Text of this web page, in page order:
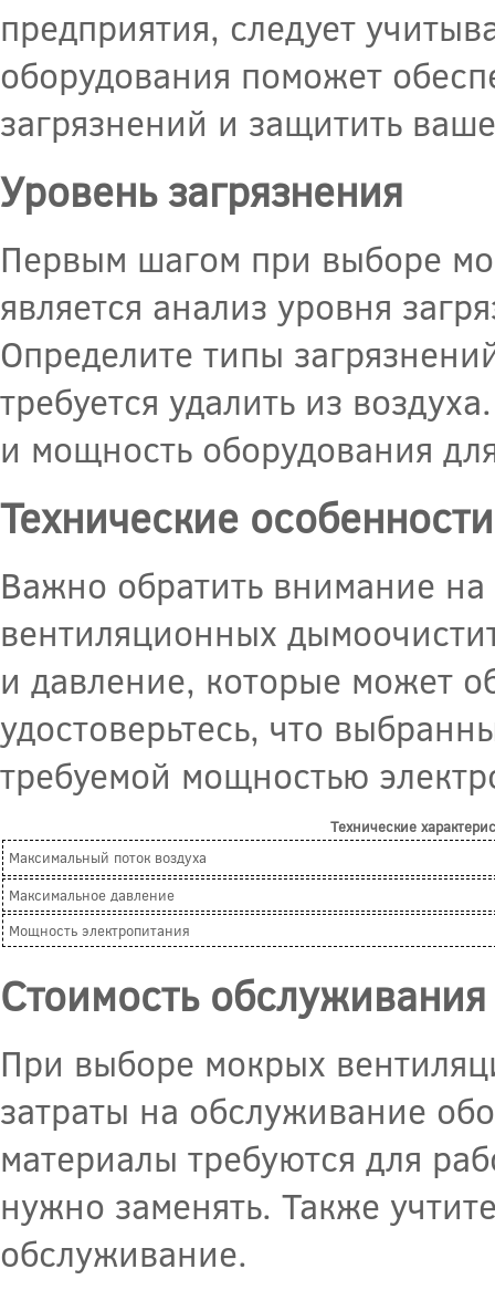
предприятия, следует
оборудования поможет
загрязнений и защитить
Уровень загрязнения
Первым шагом при выборе
является анализ уровня
Определите типы
требуется удалить из
и мощность оборудования
Технические особенности
Важно обратить внимание
вентиляционных
и давление, которые может
удостоверьтесь, что
требуемой мощностью
Технические
Максимальный поток воздуха
Максимальное давление
Мощность электропитания
Стоимость обслуживания
При выборе мокрых
затраты на обслуживание
материалы требуются для
нужно заменять. Также
обслуживание.